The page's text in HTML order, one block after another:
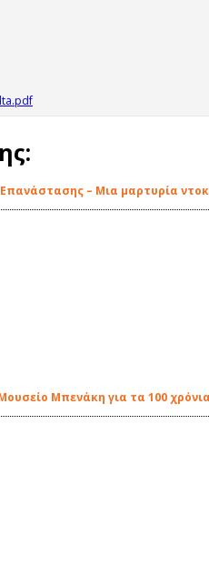
Επανάστασης – Μια μαρτυρία
Μπενάκη για τα 100